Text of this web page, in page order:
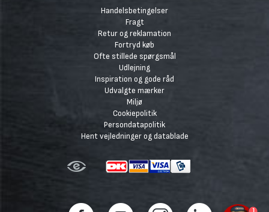
Handelsbetingelser
Fragt
Retur og reklamation
Fortryd køb
Ofte stillede spørgsmål
Udlejning
Inspiration og gode råd
Udvalgte mærker
Miljø
Cookiepolitik
Persondatapolitik
Hent vejledninger og datablade